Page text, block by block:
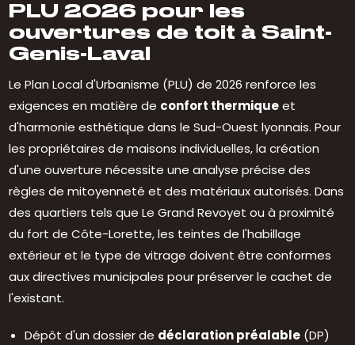
PLU 2026 pour les
ouvertures de toit à Saint-
Genis-Laval
Le Plan Local d'Urbanisme (PLU) de 2026 renforce les
exigences en matière de confort thermiqueet
d'harmonie esthétique dans le Sud-Ouest lyonnais. Pour
les propriétaires de maisons individuelles, la création
d'une ouverture nécessite une analyse précise des
règles de mitoyenneté et des matériaux autorisés. Dans
des quartiers tels que Le Grand Revoyet ou à proximité
du fort de Côte-Lorette, les teintes de l'habillage
extérieur et le type de vitrage doivent être conformes
aux directives municipales pour préserver le cachet de
l'existant.
Dépôt d'un dossier de déclaration préalable (DP)